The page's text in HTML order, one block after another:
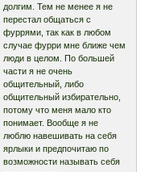
долгим. Тем не менее я не
перестал общаться с
фуррями, так как в любом
случае фурри мне ближе чем
люди в целом. По большей
части я не очень
общительный, либо
общительный избирательно,
потому что меня мало кто
понимает. Вообще я не
люблю навешивать на себя
ярлыки и предпочитаю по
возможности называть себя